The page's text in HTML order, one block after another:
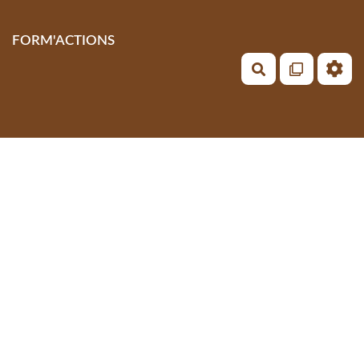
FORM'ACTIONS
Rechercher